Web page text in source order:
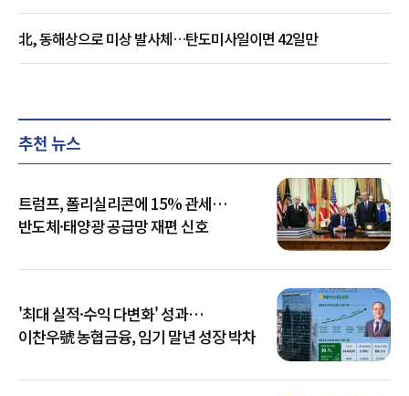
北, 동해상으로 미상 발사체…탄도미사일이면 42일만
추천 뉴스
트럼프, 폴리실리콘에 15% 관세…
반도체·태양광 공급망 재편 신호
'최대 실적·수익 다변화' 성과…
이찬우號 농협금융, 임기 말년 성장 박차